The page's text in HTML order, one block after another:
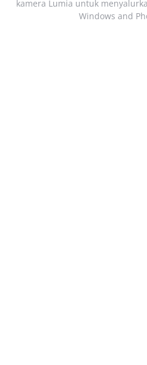
kamera Lumia untuk
Windows and